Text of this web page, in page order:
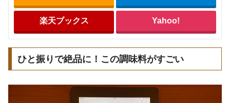
楽天ブックス Yahoo!
ひと振りで絶品に！この調味料がすごい